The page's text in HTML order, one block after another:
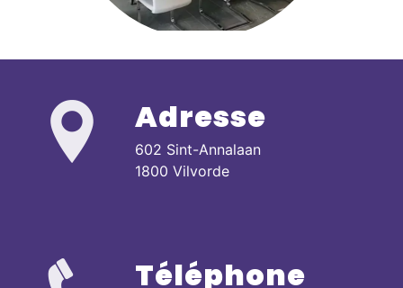
Adresse
602 Sint-Annalaan
1800 Vilvorde
Téléphone